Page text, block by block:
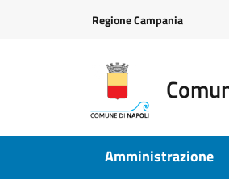
Regione Campania
Amministrazione